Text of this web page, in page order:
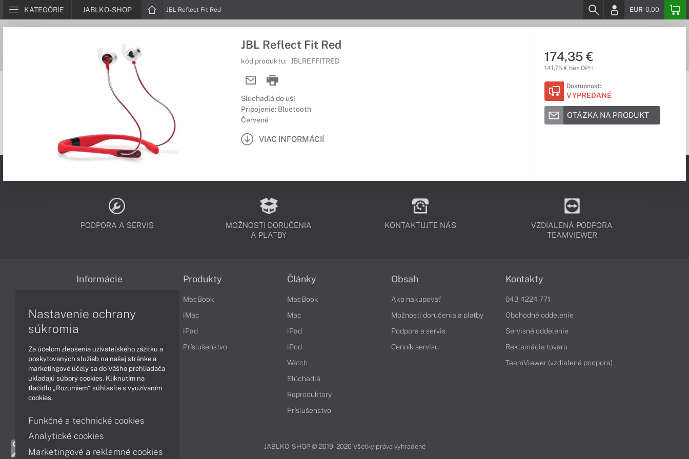
KATEGÓRIE JABLKO-SHOP JBL Reflect Fit Red EUR 0,00
JBL Reflect Fit Red
kód produktu: JBLREFFITRED
Slúchadlá do uší
Pripojenie: Bluetooth
Červené
VIAC INFORMÁCIÍ
174,35 €
141,75 € bez DPH
Dostupnosť:
VYPREDANÉ
OTÁZKA NA PRODUKT
PODPORA A SERVIS
MOŽNOSTI DORUČENIA
A PLATBY
KONTAKTUJTE NÁS
VZDIALENÁ PODPORA
TEAMVIEWER
Informácie
Reklamačné podmienky
Ochrana osobných údajov
Vrátenie tovaru
Vyhlásenie o prístupnosti
Cookies
Produkty
MacBook
iMac
iPad
Príslušenstvo
Články
MacBook
Mac
iPad
iPod
Watch
Slúchadlá
Reproduktory
Príslušenstvo
Obsah
Ako nakupovať
Možnosti doručenia a platby
Podpora a servis
Cenník servisu
Kontakty
043 4224 771
Obchodné oddelenie
Servisné oddelenie
Reklamácia tovaru
TeamViewer (vzdialená podpora)
JABLKO-SHOP © 2019 - 2026 Všetky práva vyhradené
Nastavenie ochrany
súkromia
Za účelom zlepšenia užívateľského zážitku a
poskytovaných služieb na našej stránke a
marketingové účely sa do Vášho prehliadača
ukladajú súbory cookies. Kliknutím na
tlačidlo „Rozumiem“ súhlasíte s využívaním
cookies.
Funkčné a technické cookies
Analytické cookies
Marketingové a reklamné cookies